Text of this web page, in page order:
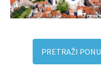
PRETRAŽI